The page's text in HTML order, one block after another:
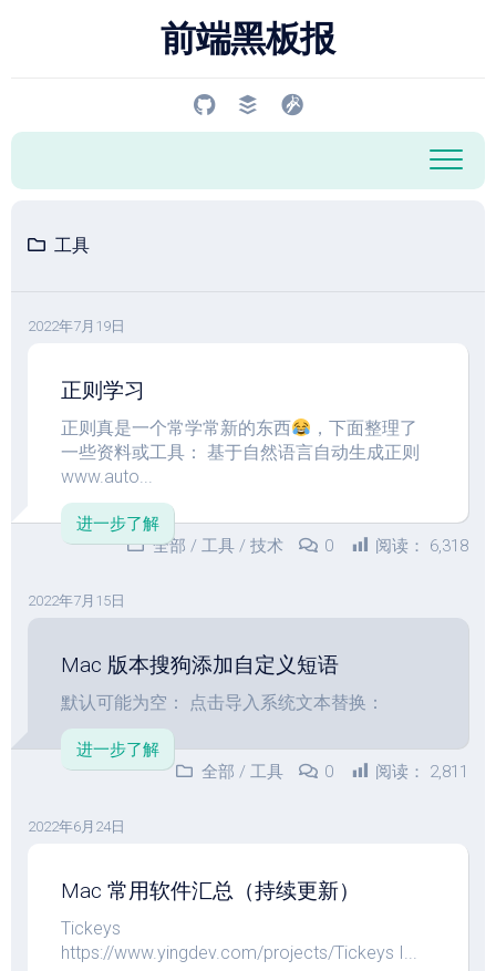
前端黑板报
工具
2022年7月19日
正则学习
正则真是一个常学常新的东西
，下面整理了
一些资料或工具： 基于自然语言自动生成正则
www.auto...
进一步了解
全部 / 工具 / 技术 0 阅读： 6,318
2022年7月15日
Mac 版本搜狗添加自定义短语
默认可能为空： 点击导入系统文本替换：
进一步了解
全部 / 工具 0 阅读： 2,811
2022年6月24日
Mac 常用软件汇总（持续更新）
Tickeys
https://www.yingdev.com/projects/Tickeys I...